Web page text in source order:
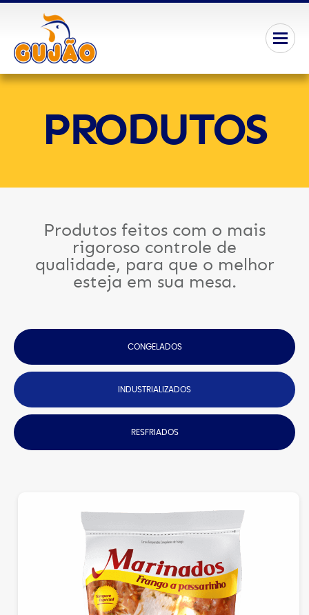
PRODUTOS
Produtos feitos com o mais
rigoroso controle de
qualidade, para que o melhor
esteja em sua mesa.
CONGELADOS
INDUSTRIALIZADOS
RESFRIADOS